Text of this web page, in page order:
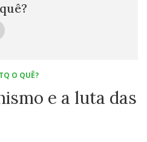
O QUÊ?
e a luta das